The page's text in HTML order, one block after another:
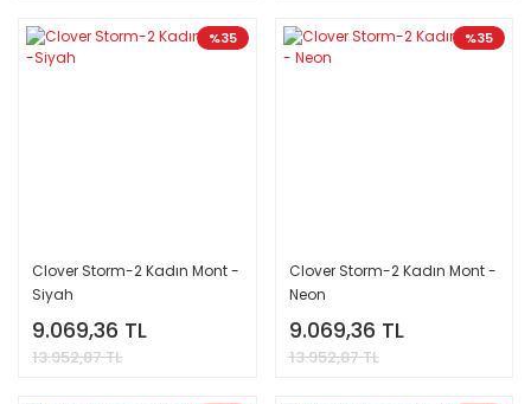
%35
Clover Storm-2 Kadın Mont -
Siyah
9.069,36 TL
13.952,87 TL
%35
Clover Storm-2 Kadın Mont -
Neon
9.069,36 TL
13.952,87 TL